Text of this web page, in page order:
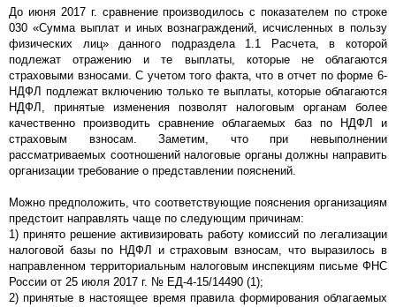
До июня 2017 г. сравнение производилось с показателем по строке
030 «Сумма выплат и иных вознаграждений, исчисленных в пользу
физических лиц» данного подраздела 1.1 Расчета, в которой
подлежат отражению и те выплаты, которые не облагаются
страховыми взносами. С учетом того факта, что в отчет по форме 6-
НДФЛ подлежат включению только те выплаты, которые облагаются
НДФЛ, принятые изменения позволят налоговым органам более
качественно производить сравнение облагаемых баз по НДФЛ и
страховым взносам. Заметим, что при невыполнении
рассматриваемых соотношений налоговые органы должны направить
организации требование о представлении пояснений.
Можно предположить, что соответствующие пояснения организациям
предстоит направлять чаще по следующим причинам:
1) принято решение активизировать работу комиссий по легализации
налоговой базы по НДФЛ и страховым взносам, что выразилось в
направленном территориальным налоговым инспекциям письме ФНС
России от 25 июля 2017 г. № ЕД-4-15/14490 (1);
2) принятые в настоящее время правила формирования облагаемых